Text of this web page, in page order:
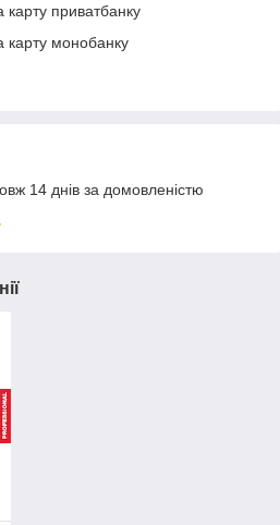
приватбанку
карту монобанку
14 днів за домовленістю